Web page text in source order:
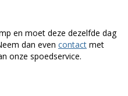
en moet deze dezelfde dag
dan even contact met
onze spoedservice.